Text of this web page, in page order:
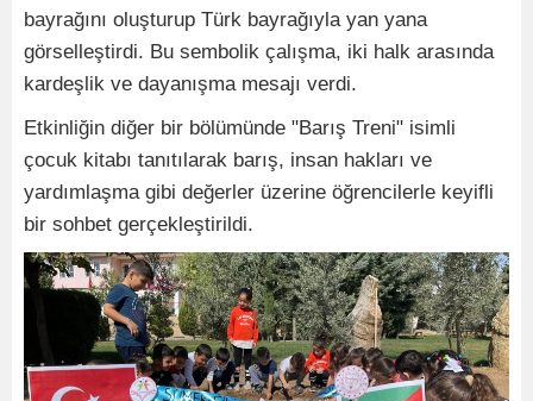
bayrağını oluşturup Türk bayrağıyla yan yana
görselleştirdi. Bu sembolik çalışma, iki halk arasında
kardeşlik ve dayanışma mesajı verdi.
Etkinliğin diğer bir bölümünde "Barış Treni" isimli
çocuk kitabı tanıtılarak barış, insan hakları ve
yardımlaşma gibi değerler üzerine öğrencilerle keyifli
bir sohbet gerçekleştirildi.